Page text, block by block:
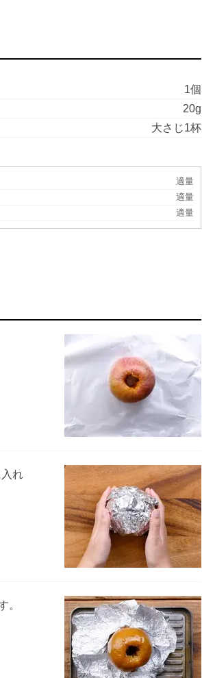
1個
20g
大さじ1杯
適量
適量
適量
れ
。